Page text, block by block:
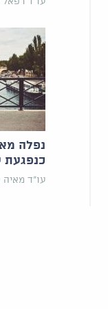
נפלה
כנפגעת
עו"ד מאיה